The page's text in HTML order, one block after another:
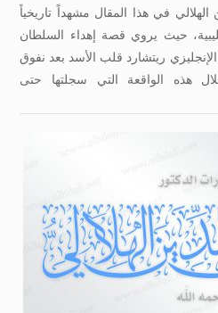
في هذا المقال مشهداً تاريخياً
حيث يروي قصة إهداء السلطان
ريتشارد قلب الأسد بعد نفوق
هذه الواقعة التي سجلتها حتى